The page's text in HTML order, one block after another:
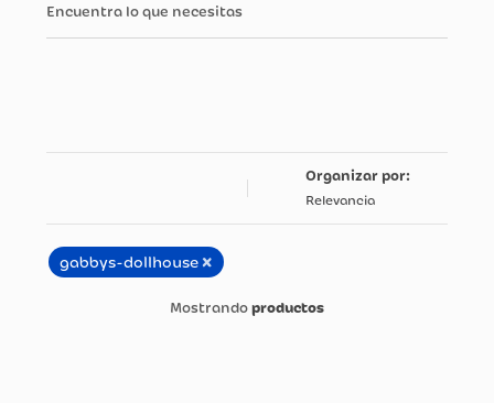
Encuentra lo que necesitas
Relevancia
gabbys-dollhouse ×
productos